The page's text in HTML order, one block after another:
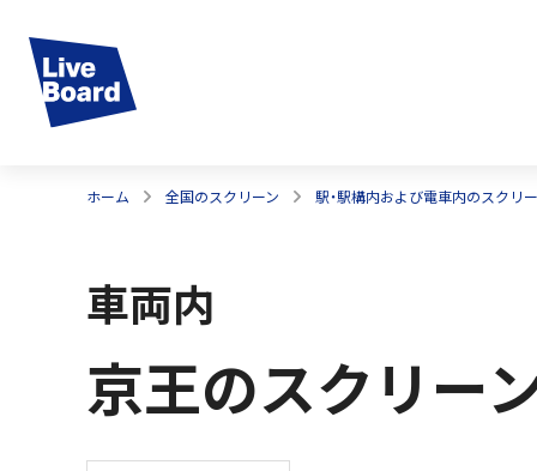
ホーム 全国のスクリーン 駅・駅構内および電車内のスクリ
車両内
京王のスクリー